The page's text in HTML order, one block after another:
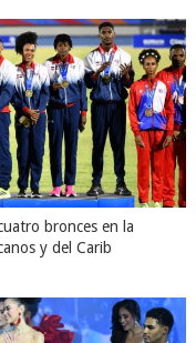
bronces en la
y del Carib